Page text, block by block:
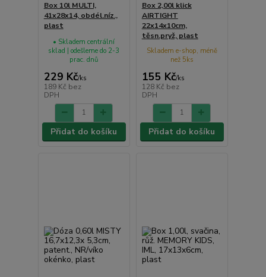
Box 10l MULTI,
41x28x14, obdél.níz.,
plast
229 Kč/ks
189 Kč bez
DPH
• Skladem centrální
sklad | odešleme do 2-3
prac. dnů
Přidat do košíku
Box 2,00l klick
AIRTIGHT
22x14x10cm,
těsn.pryž, plast
155 Kč/ks
128 Kč bez
DPH
Skladem e-shop, méně
než 5ks
Přidat do košíku